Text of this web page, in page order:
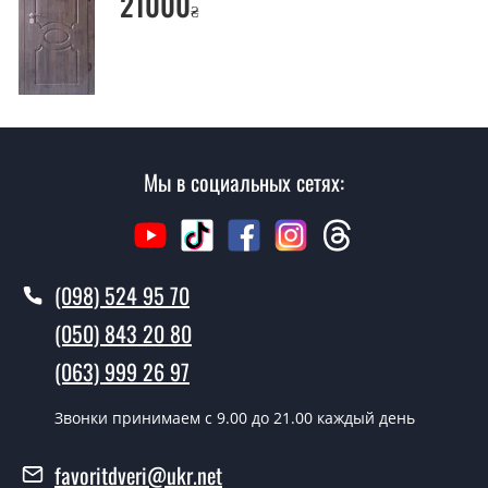
Вы производите установку входных
производится согласно очереди, во все дни кроме
Сколько стоит установка дверей
Balegrio?
Как быстро можете установить двери
В тот же день в течении нескольких часов, при
день.
Можно на сегодня вызвать
₴
Мы в социальных сетях:
(098) 524 95 70
(050) 843 20 80
(063) 999 26 97
Звонки принимаем c 9.00 до 21.00 каждый день
favoritdveri@ukr.net